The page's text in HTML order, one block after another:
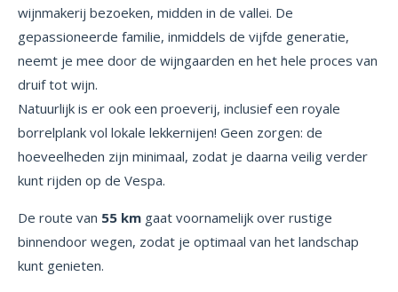
wijnmakerij bezoeken, midden in de vallei. De
gepassioneerde familie, inmiddels de vijfde generatie,
neemt je mee door de wijngaarden en het hele proces van
druif tot wijn.
Natuurlijk is er ook een proeverij, inclusief een royale
borrelplank vol lokale lekkernijen! Geen zorgen: de
hoeveelheden zijn minimaal, zodat je daarna veilig verder
kunt rijden op de Vespa.
De route van 55 km gaat voornamelijk over rustige
binnendoor wegen, zodat je optimaal van het landschap
kunt genieten.